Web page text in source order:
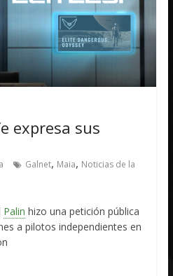
expresa sus
Galnet, Maia, Noticias de la
Palin hizo una petición pública
a pilotos independientes en